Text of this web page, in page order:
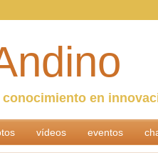
en
vídeos eventos